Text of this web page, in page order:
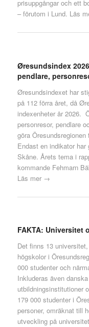
prisuppgångar och ett
– förutom i Lund. Läs
Øresundsindex
pendlare,
Øresundsindexet har
på 112 förra året, då
indexenheter år 2026.
personresor, pendlare
göra
Endast en indikator
Skåne. Årets tema i
kommande Fehmarn
Läs mer →
FAKTA: Universitet
Det finns 13
högskolor i
000 studenter och
Inkluderas även
utbildningsinstitutioner
179 000 studenter i
personer, omräknat till
utveckling på